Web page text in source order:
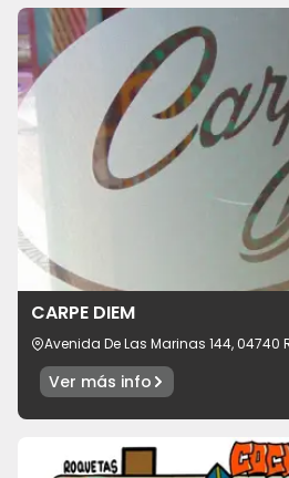
CARPE DIEM
Avenida De Las Marinas 144, 04740
Ver más info